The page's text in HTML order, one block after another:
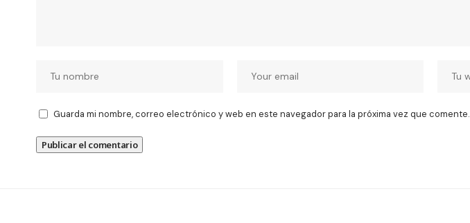
Guarda mi nombre, correo electrónico y web en este navegador para la próxima vez que comente.